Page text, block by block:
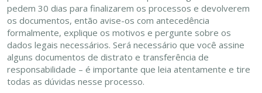
pedem 30 dias para finalizarem os processos e devolverem
os documentos, então avise-os com antecedência
formalmente, explique os motivos e pergunte sobre os
dados legais necessários. Será necessário que você assine
alguns documentos de distrato e transferência de
responsabilidade – é importante que leia atentamente e tire
todas as dúvidas nesse processo.